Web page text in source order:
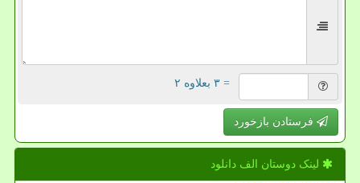
= ۳ بعلاوه ۲
فرستادن بازخورد
لینک دوستان الف دانلود